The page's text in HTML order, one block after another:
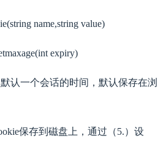
name,string value)
expiry)
认一个会话的时间，默认保存在浏
保存到磁盘上，通过（5.）设